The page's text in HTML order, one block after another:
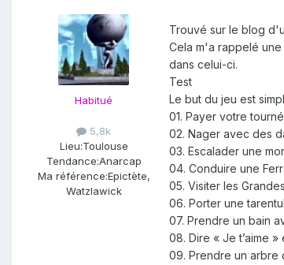
Habitué
5,8k
Lieu:Toulouse
Tendance:Anarcap
Ma référence:Epictète,
Watzlawick
Trouvé sur le blog
Cela m'a rappelé
dans celui-ci.
Test
Le but du jeu est
01. Payer votre
02. Nager avec des
03. Escalader une
04. Conduire une
05. Visiter les
06. Porter une
07. Prendre un bain
08. Dire « Je t’aime
09. Prendre un arbre